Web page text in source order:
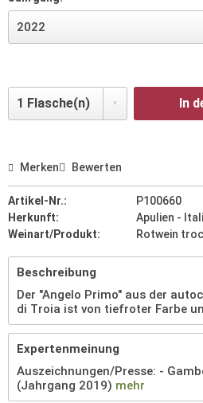
In
Merken Bewerten
Artikel-Nr.:
P100660
Herkunft:
Apulien -
Weinart/Produkt:
Rotwein
Beschreibung
Der "Angelo Primo" aus der
di Troia ist von tiefroter Farbe
Expertenmeinung
Auszeichnungen/Presse: -
(Jahrgang 2019) mehr